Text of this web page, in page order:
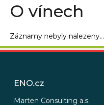
O vínech
Záznamy nebyly nalezeny...
o
o
t
b
u
Z
ENO.cz
Marten Consulting a.s.